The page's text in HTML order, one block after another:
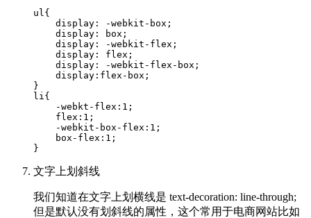
ul{
    display: -webkit-box;
    display: box;
    display: -webkit-flex;
    display: flex;
    display: -webkit-flex-box;
    display:flex-box;
}
li{
    -webkt-flex:1;
    flex:1;
    -webkit-box-flex:1;
    box-flex:1;
文字上划斜线
我们知道在文字上划横线是 text-decoration: line-through;
但是默认没有划斜线的属性，这个常用于电商网站比如